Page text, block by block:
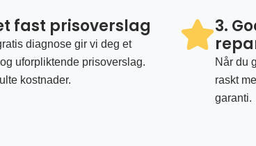
fast prisoverslag
diagnose gir vi deg et
uforpliktende prisoverslag.
kostnader.
3.
Når du
raskt
garanti.